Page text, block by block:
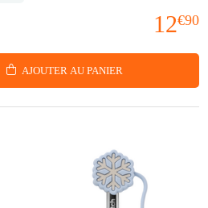
12€90
AJOUTER AU PANIER